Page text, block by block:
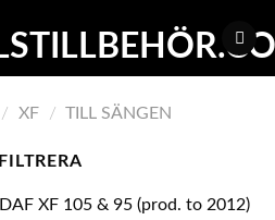
/ XF / TILL SÄNGEN
FILTRERA